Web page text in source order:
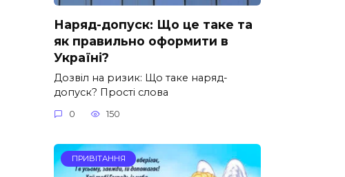
Наряд-допуск: Що це таке та
як правильно оформити в
Україні?
Дозвіл на ризик: Що таке наряд-
допуск? Прості слова
0 150
ПРИВІТАННЯ